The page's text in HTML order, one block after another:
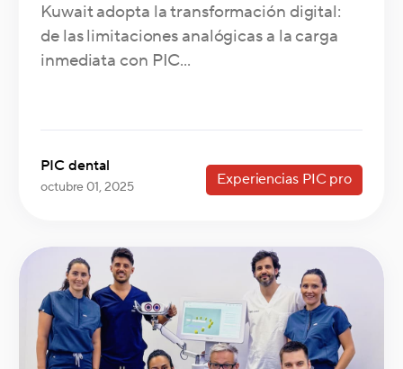
Kuwait adopta la transformación digital:
de las limitaciones analógicas a la carga
inmediata con PIC...
PIC dental
octubre 01, 2025 Experiencias PIC pro